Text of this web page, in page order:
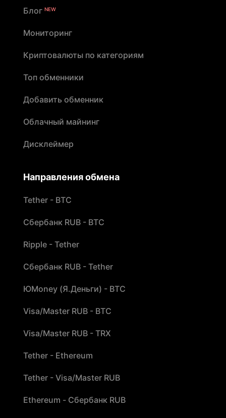
Блог NEW
Мониторинг
Криптовалюты по категориям
Топ обменники
Добавить обменник
Облачный майнинг
Дисклеймер
Направления обмена
Tether - BTC
Сбербанк RUB - BTC
Ripple - Tether
Сбербанк RUB - Tether
ЮMoney (Я.Деньги) - BTC
Visa/Master RUB - BTC
Visa/Master RUB - TRX
Tether - Ethereum
Tether - Visa/Master RUB
Ethereum - Сбербанк RUB